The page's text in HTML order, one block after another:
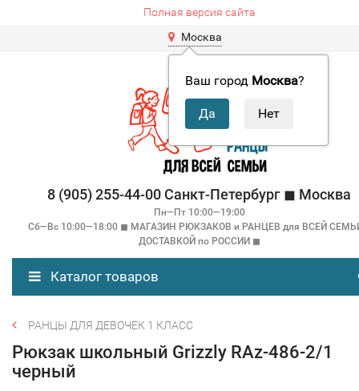
Полная версия сайта
Москва
Ваш город Москва?
8 (905) 255-44-00 Санкт-Петербург ◼ Москва
Пн—Пт 10:00—19:00
Сб—Вс 10:00—18:00 ◼ МАГАЗИН РЮКЗАКОВ и РАНЦЕВ для ВСЕЙ
ДОСТАВКОЙ по РОССИИ ◼
Каталог товаров
РАНЦЫ ДЛЯ ДЕВОЧЕК 1 КЛАСС
Рюкзак школьный Grizzly RAz-486-2/1
черный